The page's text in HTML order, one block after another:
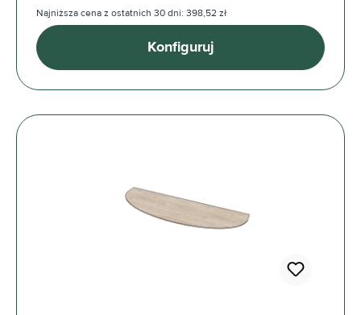
Najniższa cena z ostatnich 30 dni: 398,52 zł
Konfiguruj